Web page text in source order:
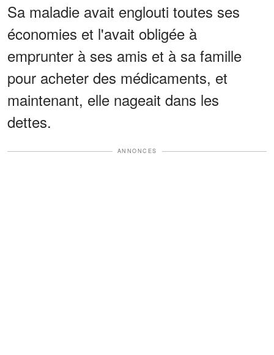
Sa maladie avait englouti toutes ses
économies et l'avait obligée à
emprunter à ses amis et à sa famille
pour acheter des médicaments, et
maintenant, elle nageait dans les
dettes.
ANNONCES